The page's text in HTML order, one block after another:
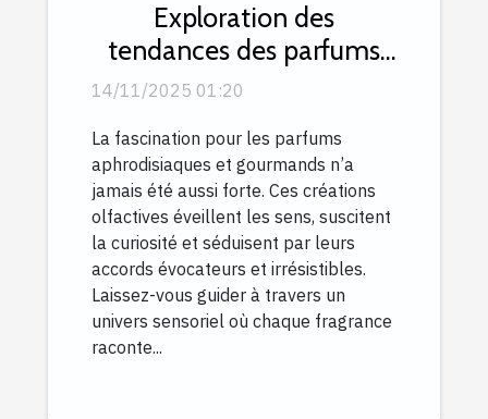
Exploration des
tendances des parfums
aphrodisiaques et
14/11/2025 01:20
La fascination pour les parfums
aphrodisiaques et gourmands n’a
jamais été aussi forte. Ces créations
olfactives éveillent les sens, suscitent
la curiosité et séduisent par leurs
accords évocateurs et irrésistibles.
Laissez-vous guider à travers un
univers sensoriel où chaque fragrance
raconte...